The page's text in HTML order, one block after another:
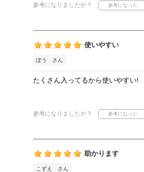
参考になりましたか？
使いやすい
ぽう さん
たくさん入ってるから使いやすい!
参考になりましたか？
助かります
こずえ さん